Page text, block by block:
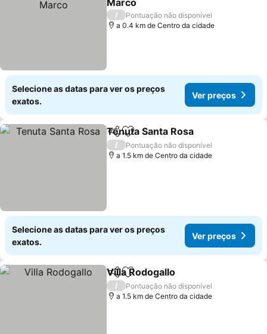
Marco
Ver preços
/
Pontuação não disponível
a 0.4 km de Centro da cidade
Selecione as datas para ver os preços
exatos.
Ver preços
PartilharAdicionar aos favoritos
Tenuta Santa Rosa
/
Pontuação não disponível
a 1.5 km de Centro da cidade
Selecione as datas para ver os preços
exatos.
Ver preços
PartilharAdicionar aos favoritos
Villa Rodogallo
/
Pontuação não disponível
a 1.5 km de Centro da cidade